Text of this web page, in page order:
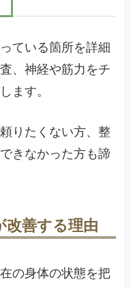
ている箇所を詳細
、神経や筋力をチ
ます。
りたくない方、整
きなかった方も諦
改善する理由
の身体の状態を把